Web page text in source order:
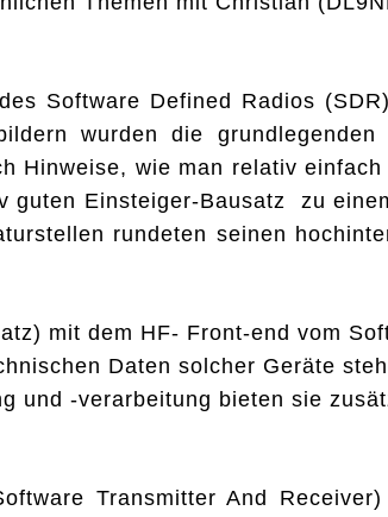
Software Defined Radios
wurden die grundlegenden
Hinweise, wie man relativ
guten Einsteiger-Bausatz zu
rundeten seinen
mit dem HF- Front-end vom
Daten solcher Geräte
und -verarbeitung bieten sie
Transmitter And